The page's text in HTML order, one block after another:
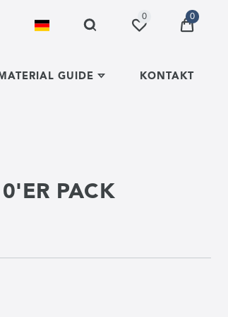
0 0
GUIDE KONTAKT
PACK